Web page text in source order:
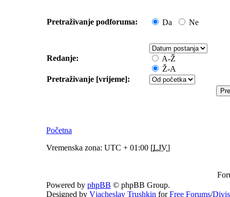
Pretraživanje podforuma: Da Ne
Redanje:
A-Ž
Ž-A
Pretraživanje [vrijeme]:
Početna
Vremenska zona: UTC + 01:00 [LJV]
Powered by phpBB © phpBB Group.
Designed by Vjacheslav Trushkin forFree Forums/